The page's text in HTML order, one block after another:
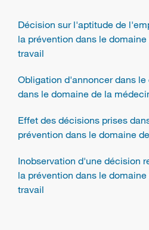
Décision sur l'aptitude de
la prévention dans le
travail
Obligation d'annoncer dans
dans le domaine de la
Effet des décisions prises
prévention dans le domaine
Inobservation d'une décision
la prévention dans le
travail